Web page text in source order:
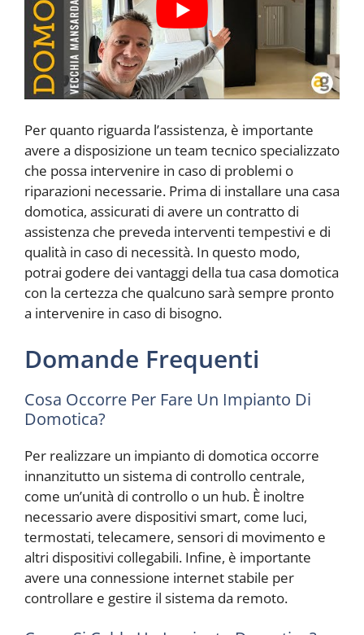
Per quanto riguarda l’assistenza, è importante
avere a disposizione un team tecnico specializzato
che possa intervenire in caso di problemi o
riparazioni necessarie. Prima di installare una casa
domotica, assicurati di avere un contratto di
assistenza che preveda interventi tempestivi e di
qualità in caso di necessità. In questo modo,
potrai godere dei vantaggi della tua casa domotica
con la certezza che qualcuno sarà sempre pronto
a intervenire in caso di bisogno.
Domande Frequenti
Cosa Occorre Per Fare Un Impianto Di
Domotica?
Per realizzare un impianto di domotica occorre
innanzitutto un sistema di controllo centrale,
come un’unità di controllo o un hub. È inoltre
necessario avere dispositivi smart, come luci,
termostati, telecamere, sensori di movimento e
altri dispositivi collegabili. Infine, è importante
avere una connessione internet stabile per
controllare e gestire il sistema da remoto.